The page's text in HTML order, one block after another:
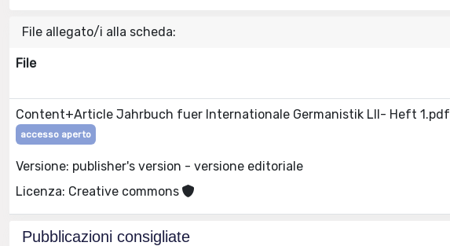
File allegato/i alla scheda:
File
Content+Article Jahrbuch fuer Internationale Germanistik LII- Heft 1.pdf
accesso aperto
Versione: publisher's version - versione editoriale
Licenza: Creative commons
Pubblicazioni consigliate